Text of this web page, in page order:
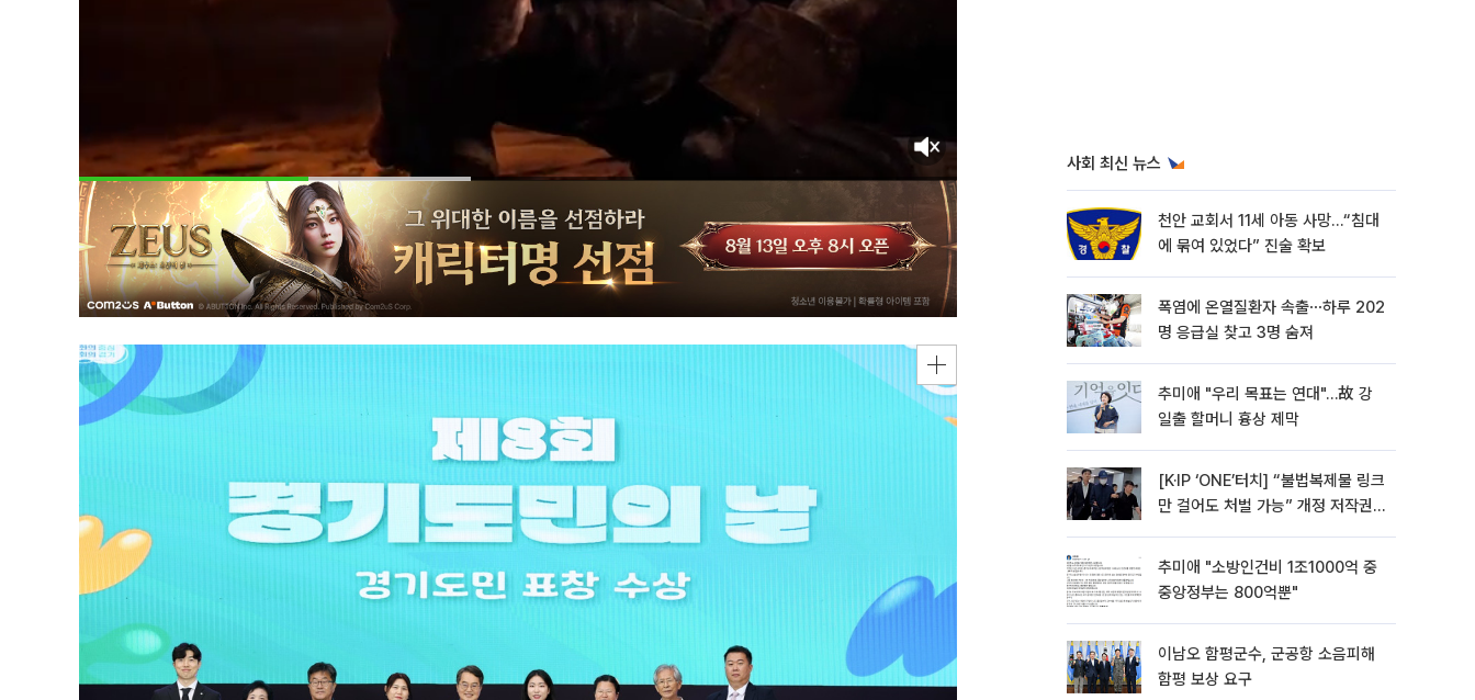
사회 최신 뉴스
천안 교회서 11세 아동 사망…“침대
에 묶여 있었다” 진술 확보
폭염에 온열질환자 속출⋯하루 202
명 응급실 찾고 3명 숨져
추미애 "우리 목표는 연대"…故 강
일출 할머니 흉상 제막
[K·IP ‘ONE’터치] “불법복제물 링크
만 걸어도 처벌 가능” 개정 저작권
추미애 "소방인건비 1조1000억 중
중앙정부는 800억뿐"
이남오 함평군수, 군공항 소음피해
함평 보상 요구